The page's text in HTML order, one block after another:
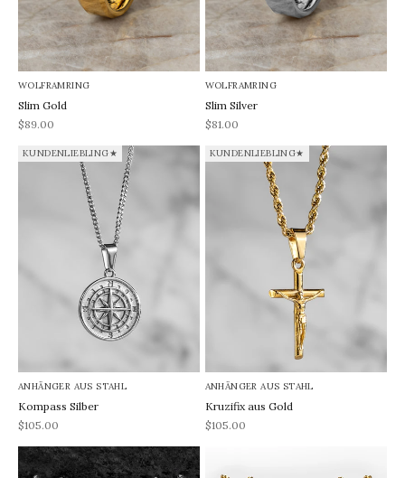
WOLFRAMRING
Slim Gold
REA-pris
$89.00
WOLFRAMRING
Slim Silver
REA-pris
$81.00
KUNDENLIEBLING★
ANHÄNGER AUS STAHL
Kompass Silber
REA-pris
$105.00
KUNDENLIEBLING★
ANHÄNGER AUS STAHL
Kruzifix aus Gold
REA-pris
$105.00